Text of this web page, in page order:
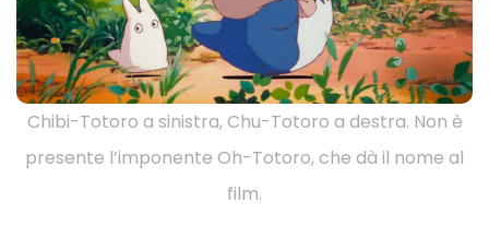
Chibi-Totoro a sinistra, Chu-Totoro a destra. Non è
presente l’imponente Oh-Totoro, che dà il nome al
film.